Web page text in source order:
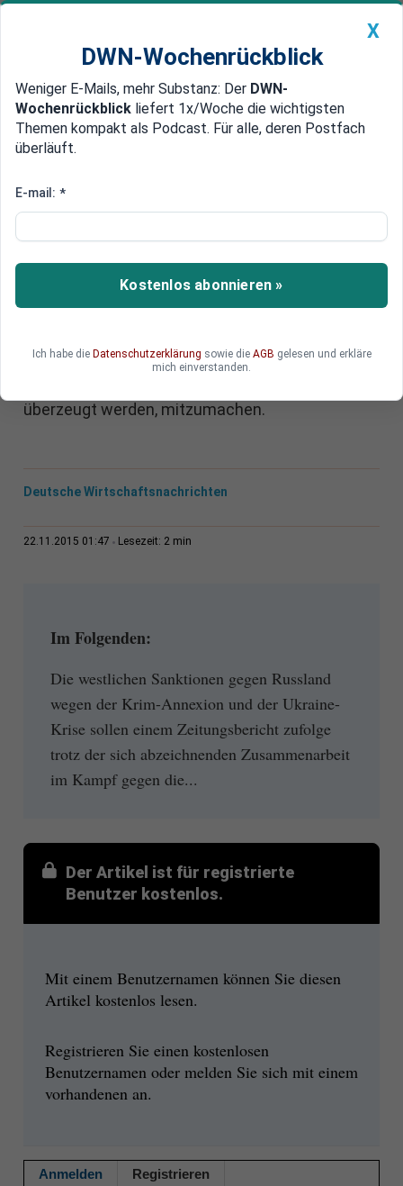
Newsticker MEIN DWN: Geldanlage Premium
Edelmetalle DWN-Magazin China
Frankreich sträubt sich noch
USA und Merkel wollen
Sanktionen gegen Russland
verlängern
Beim G20-Gipfel sollen sich einige Staaten der EU
Sanktionen gegen Russland zu verlängern.
Frankreichs Präsident Hollande soll in der
überzeugt werden, mitzumachen.
Deutsche Wirtschaftsnachrichten
22.11.2015 01:47 Lesezeit: 2 min
Im Folgenden:
Die westlichen Sanktionen gegen Russland
wegen der Krim-Annexion und der Ukraine-
Krise sollen einem Zeitungsbericht zufolge
trotz der sich abzeichnenden Zusammenarbeit
im Kampf gegen die...
Der Artikel ist für registrierte
Benutzer kostenlos.
Mit einem Benutzernamen können Sie diesen
Artikel kostenlos lesen.
Registrieren Sie einen kostenlosen
Benutzernamen oder melden Sie sich mit einem
vorhandenen an.
Anmelden Registrieren
X
DWN-Wochenrückblick
Weniger E-Mails, mehr Substanz: Der DWN-
Wochenrückblick liefert 1x/Woche die wichtigsten
Themen kompakt als Podcast. Für alle, deren Postfach
überläuft.
E-mail: *
Kostenlos abonnieren »
Ich habe die Datenschutzerklärung sowie die AGB gelesen und erkläre
mich einverstanden.